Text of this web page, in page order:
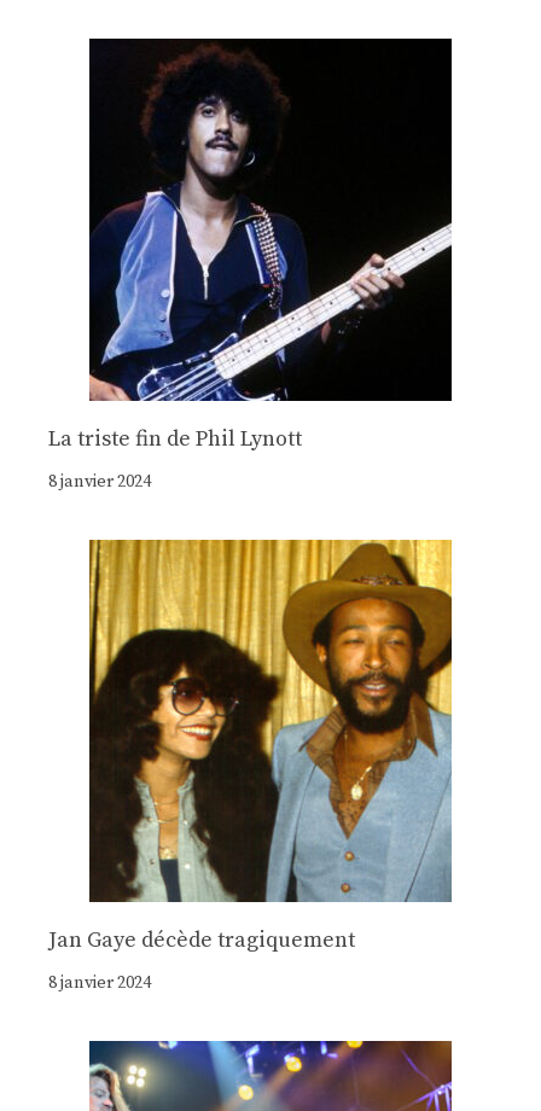
La triste fin de Phil Lynott
8 janvier 2024
Jan Gaye décède tragiquement
8 janvier 2024